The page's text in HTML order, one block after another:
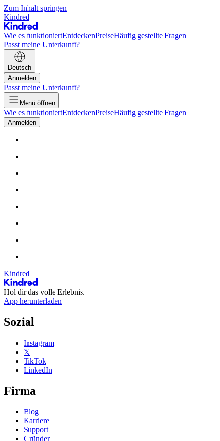
Zum Inhalt springen
Kindred
Wie es funktioniertEntdeckenPreiseHäufig gestellte Fragen
Passt meine Unterkunft?
Deutsch
Anmelden
Passt meine Unterkunft?
Menü öffnen
Wie es funktioniertEntdeckenPreiseHäufig gestellte Fragen
Anmelden
Kindred
Hol dir das volle Erlebnis.
App herunterladen
Sozial
Instagram
𝕏
TikTok
LinkedIn
Firma
Blog
Karriere
Support
Gründer